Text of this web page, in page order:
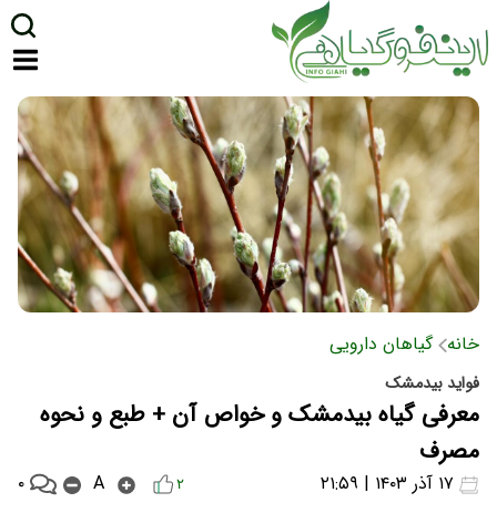
خانه گیاهان دارویی
فواید بیدمشک
معرفی گیاه بیدمشک و خواص آن + طبع و نحوه
مصرف
۲ A ۰